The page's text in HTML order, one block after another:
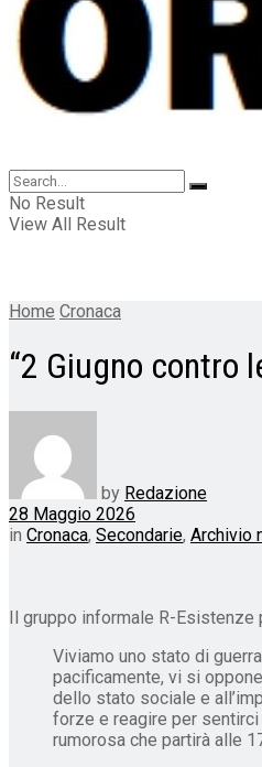
No Result
View All Result
Home Cronaca
“2 Giugno contro
by Redazione
28 Maggio 2026
in Cronaca, Secondarie, Archivio
Il gruppo informale R-Esistenze
Viviamo uno stato di
pacificamente, vi si
dello stato sociale e
forze e reagire per
rumorosa che partirà alle